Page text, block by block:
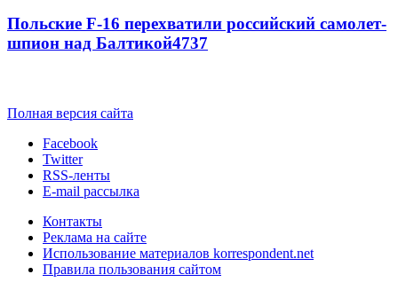
Польские F-16 перехватили российский самолет-
шпион над Балтикой4737
Полная версия сайта
Facebook
Twitter
RSS-ленты
E-mail рассылка
Контакты
Реклама на сайте
Использование материалов korrespondent.net
Правила пользования сайтом